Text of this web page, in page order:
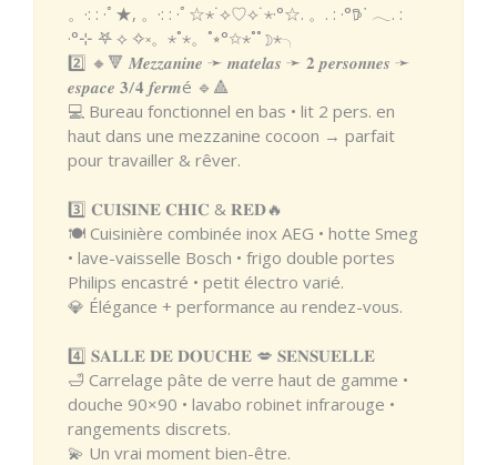
。·: : ·ﾟ★, 。·: : ·ﾟ☆⋆˙⟡♡⟡˙⋆·°☆. 。. : ·°𖠚ᐝ 𓂃. :
·°⊹ 𖤐 ⟡ ✧༝。⋆˚⋆。˚⭒°✩⋆˚˚☽⋆╮
2️⃣ 🔸🔻 𝑴𝒆𝒛𝒛𝒂𝒏𝒊𝒏𝒆 ➛ 𝒎𝒂𝒕𝒆𝒍𝒂𝒔 ➛ 𝟐 𝒑𝒆𝒓𝒔𝒐𝒏𝒏𝒆𝒔 ➛
𝒆𝒔𝒑𝒂𝒄𝒆 𝟑/𝟒 𝒇𝒆𝒓𝒎é 🔹🔺
💻 Bureau fonctionnel en bas • lit 2 pers. en
haut dans une mezzanine cocoon → parfait
pour travailler & rêver.
3️⃣ 𝐂𝐔𝐈𝐒𝐈𝐍𝐄 𝐂𝐇𝐈𝐂 & 𝐑𝐄𝐃🔥
🍽️ Cuisinière combinée inox AEG • hotte Smeg
• lave-vaisselle Bosch • frigo double portes
Philips encastré • petit électro varié.
💎 Élégance + performance au rendez-vous.
4️⃣ 𝐒𝐀𝐋𝐋𝐄 𝐃𝐄 𝐃𝐎𝐔𝐂𝐇𝐄 💋 𝐒𝐄𝐍𝐒𝐔𝐄𝐋𝐋𝐄
🛁 Carrelage pâte de verre haut de gamme •
douche 90×90 • lavabo robinet infrarouge •
rangements discrets.
💫 Un vrai moment bien-être.